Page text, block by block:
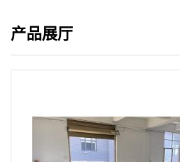
产品展厅